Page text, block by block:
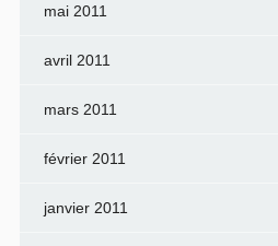
mai 2011
avril 2011
mars 2011
février 2011
janvier 2011